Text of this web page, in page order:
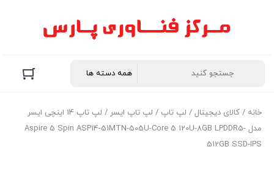
خانه / کالای دیجیتال / لپ تاپ / لپ تاپ ایسر
/ لپ تاپ 14 اینچی ایسر
مدل Aspire 5 Spin ASP14-51MTN-505U-Core 5 120U-8GB LPDDR5-
512GB SSD-IPS